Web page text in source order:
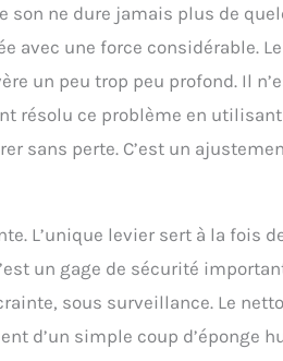
ne dure jamais plus de
avec une force considérable.
un peu trop peu profond. Il
résolu ce problème en
sans perte. C’est un
L’unique levier sert à la fois
un gage de sécurité
sous surveillance. Le
d’un simple coup d’éponge